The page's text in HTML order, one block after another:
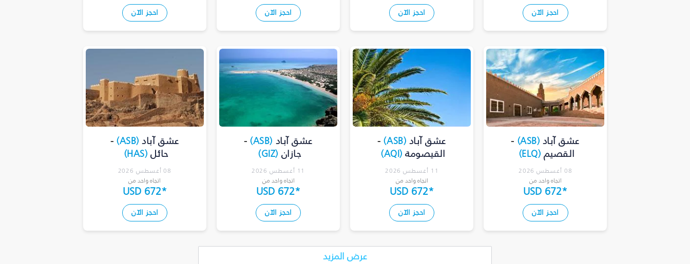
احجز الآن احجز الآن احجز الآن احجز الآن
عشق آباد (
ASB
)
-
القصيم (
ELQ
)
08 أغسطس 2026
اتجاه واحد من
USD 672*
احجز الآن
عشق آباد (
ASB
)
-
القيصومة (
AQI
)
11 أغسطس 2026
اتجاه واحد من
USD 672*
احجز الآن
عشق آباد (
ASB
)
-
جازان (
GIZ
)
11 أغسطس 2026
اتجاه واحد من
USD 672*
احجز الآن
عشق آباد (
ASB
)
-
حائل (
HAS
)
08 أغسطس 2026
اتجاه واحد من
USD 672*
احجز الآن
عرض المزيد